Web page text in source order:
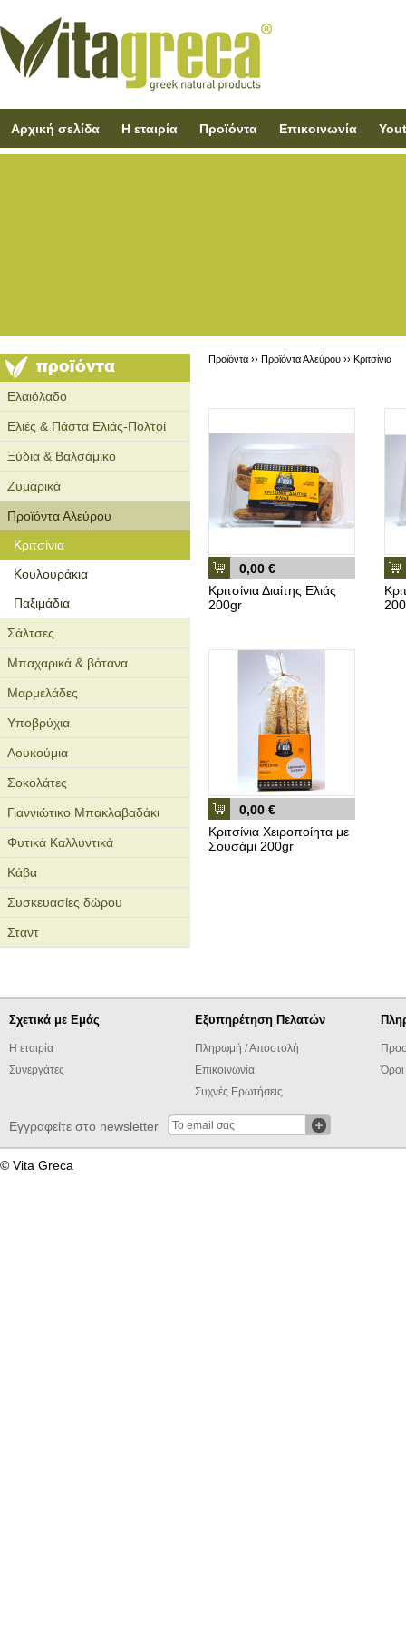
Αρχική σελίδα Η εταιρία Προϊόντα Επικοινωνία
Ελαιόλαδο
Ελιές & Πάστα Ελιάς-Πολτοί
Ξύδια & Βαλσάμικο
Ζυμαρικά
Προϊόντα Αλεύρου
Κριτσίνια
Κουλουράκια
Παξιμάδια
Σάλτσες
Μπαχαρικά & βότανα
Μαρμελάδες
Υποβρύχια
Λουκούμια
Σοκολάτες
Γιαννιώτικο Μπακλαβαδάκι
Φυτικά Καλλυντικά
Κάβα
Συσκευασίες δώρου
Σταντ
Προϊόντα ›› Προϊόντα Αλεύρου ›› Κριτσίνια
0,00 €
Κριτσίνια Διαίτης Ελιάς
200gr
0,00 €
Κριτσίνια Χειροποίητα με
Σουσάμι 200gr
Σχετικά με Εμάς
Η εταιρία
Συνεργάτες
Εξυπηρέτηση Πελατών
Πληρωμή / Αποστολή
Επικοινωνία
Συχνές Ερωτήσεις
Εγγραφείτε στο newsletter
© Vita Greca